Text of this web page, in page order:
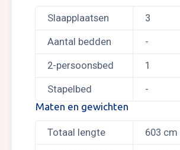
Slaapplaatsen 3
Aantal bedden -
2-persoonsbed 1
Stapelbed
-
Maten en gewichten
Totaal lengte 603 cm